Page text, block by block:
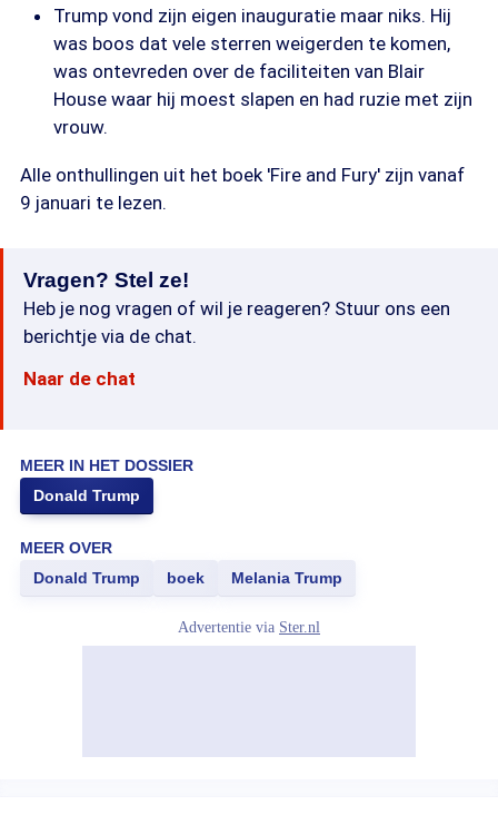
Trump vond zijn eigen inauguratie maar niks. Hij
was boos dat vele sterren weigerden te komen,
was ontevreden over de faciliteiten van Blair
House waar hij moest slapen en had ruzie met zijn
vrouw.
Alle onthullingen uit het boek 'Fire and Fury' zijn vanaf
9 januari te lezen.
Vragen? Stel ze!
Heb je nog vragen of wil je reageren? Stuur ons een
berichtje via de chat.
Naar de chat
MEER IN HET DOSSIER
Donald Trump
MEER OVER
Donald Trump
boek Melania Trump
Advertentie via Ster.nl